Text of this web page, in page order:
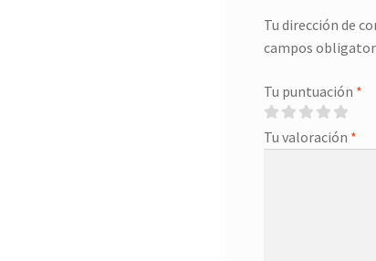
Tu dirección de
campos
Tu puntuación *
Tu valoración *